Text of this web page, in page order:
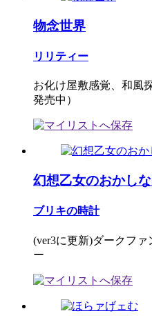
物念世界
リリティー
お化け屋敷感覚、和風
発売中）
幻想乙女のおかし
ブリキの時計
(ver3に更新)ダークフ
ー